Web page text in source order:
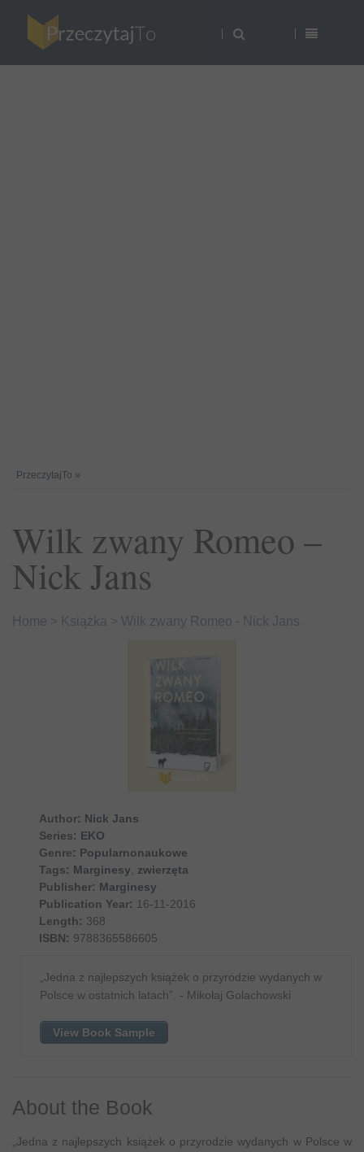
PrzeczytajTo »
Wilk zwany Romeo –
Nick Jans
Home Książka Wilk zwany Romeo - Nick Jans
Author: Nick Jans
Series: EKO
Genre: Popularnonaukowe
Tags: Marginesy, zwierzęta
Publisher: Marginesy
Publication Year: 16-11-2016
Length: 368
ISBN: 9788365586605
„Jedna z najlepszych książek o przyrodzie wydanych w
Polsce w ostatnich latach”. - Mikołaj Golachowski
View Book Sample
About the Book
„Jedna z najlepszych książek o przyrodzie wydanych w Polsce w